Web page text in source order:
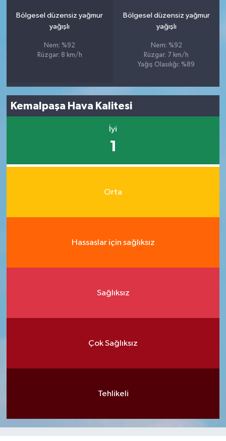
Bölgesel düzensiz yağmur
yağışlı
Nem: %92
Rüzgar: 8 km/h
Bölgesel düzensiz yağmur
yağışlı
Nem: %92
Rüzgar: 7 km/h
Yağış Olasılığı: %89
Kemalpaşa Hava Kalitesi
İyi
1
Orta
Hassaslar için sağlıksız
Sağlıksız
Çok Sağlıksız
Tehlikeli